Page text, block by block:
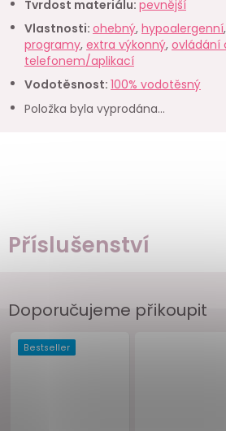
Příslušenství
Tvrdost materiálu: pevnější
Vlastnosti: ohebný, hypoalergenní,
programy, extra výkonný, ovládání
telefonem/aplikací
Vodotěsnost: 100% vodotěsný
Položka byla vyprodána…
Doporučujeme přikoupit